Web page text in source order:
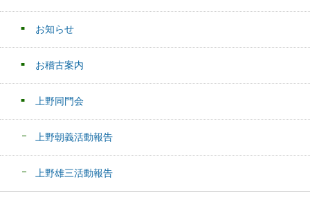
お知らせ
お稽古案内
上野同門会
上野朝義活動報告
上野雄三活動報告